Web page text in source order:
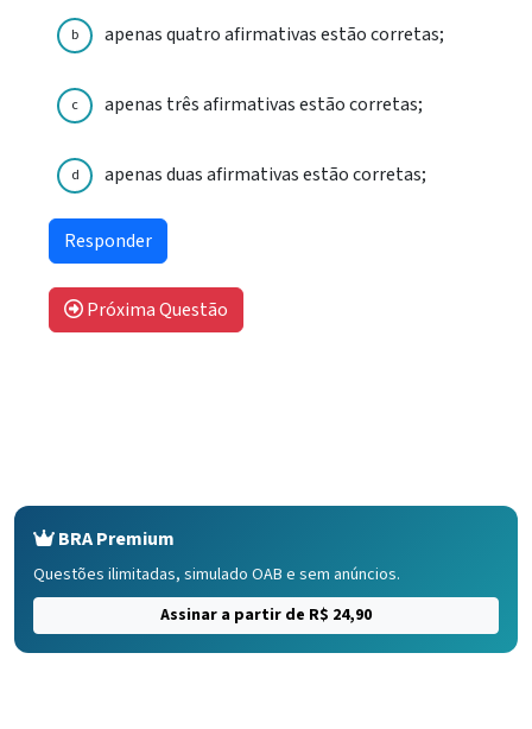
b apenas quatro afirmativas estão corretas;
c apenas três afirmativas estão corretas;
d apenas duas afirmativas estão corretas;
Próxima Questão
BRA Premium
Questões ilimitadas, simulado OAB e sem anúncios.
Assinar a partir de R$ 24,90